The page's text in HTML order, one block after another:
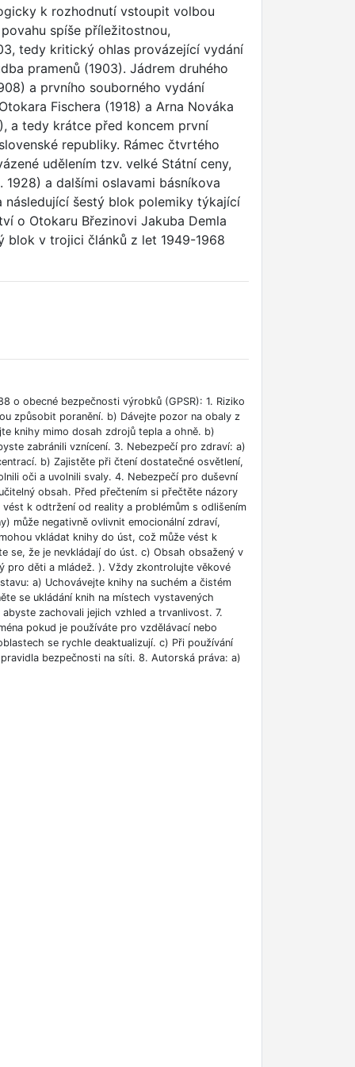
k rozhodnutí vstoupit volbou
spíše příležitostnou,
tedy kritický ohlas provázející vydání
pramenů (1903). Jádrem druhého
a prvního souborného vydání
Fischera (1918) a Arna Nováka
a tedy krátce před koncem první
republiky. Rámec čtvrtého
udělením tzv. velké Státní ceny,
1928) a dalšími oslavami básníkova
následující šestý blok polemiky týkající
o Otokaru Březinovi Jakuba Demla
blok v trojici článků z let 1949-1968
o obecné bezpečnosti výrobků (GPSR): 1. Riziko
způsobit poranění. b) Dávejte pozor na obaly z
knihy mimo dosah zdrojů tepla a ohně. b)
zabránili vznícení. 3. Nebezpečí pro zdraví: a)
b) Zajistěte při čtení dostatečné osvětlení,
oči a uvolnili svaly. 4. Nebezpečí pro duševní
obsah. Před přečtením si přečtěte názory
k odtržení od reality a problémům s odlišením
může negativně ovlivnit emocionální zdraví,
vkládat knihy do úst, což může vést k
se, že je nevkládají do úst. c) Obsah obsažený v
pro děti a mládež. ). Vždy zkontrolujte věkové
a) Uchovávejte knihy na suchém a čistém
se ukládání knih na místech vystavených
zachovali jejich vzhled a trvanlivost. 7.
pokud je používáte pro vzdělávací nebo
se rychle deaktualizují. c) Při používání
bezpečnosti na síti. 8. Autorská práva: a)